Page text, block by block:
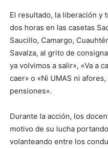
El resultado, la liberación y
dos horas en las casetas
Saucillo, Camargo,
Savalza, al grito de
ya volvimos a salir», «Va a
caer» o «Ni UMAS ni
pensiones».
Durante la acción, los
motivo de su lucha
volanteando entre los